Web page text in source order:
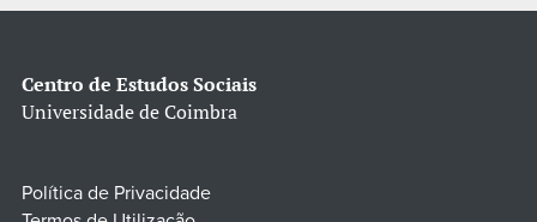
Centro de Estudos Sociais
Universidade de Coimbra
Política de Privacidade